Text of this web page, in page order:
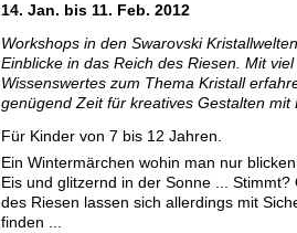
14. Jan. bis 11. Feb. 2012
Workshops in den Swarovski
Einblicke in das Reich des Riesen. Mit
Wissenswertes zum Thema Kristall
genügend Zeit für kreatives Gestalten mit
Für Kinder von 7 bis 12 Jahren.
Ein Wintermärchen wohin man nur
Eis und glitzernd in der Sonne ...
des Riesen lassen sich allerdings mit
finden ...